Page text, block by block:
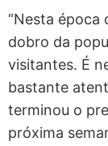
“Nesta época
dobro da
visitantes. É
bastante
terminou o
próxima